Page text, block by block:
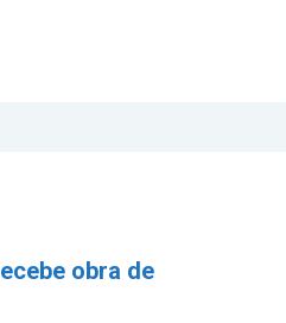
obra de